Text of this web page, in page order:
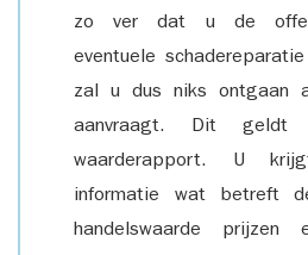
zo ver dat u de
eventuele
zal u dus niks ontgaan
aanvraagt. Dit
waarderapport. U
informatie wat betreft
handelswaarde prijzen